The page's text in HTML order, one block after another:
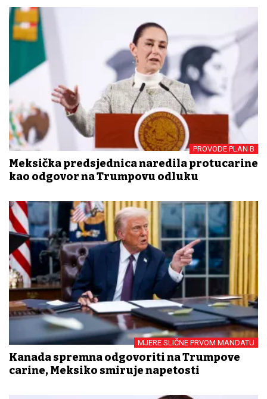
PROVODE PLAN B
Meksička predsjednica naredila protucarine
kao odgovor na Trumpovu odluku
MJERE SLIČNE PRVOM MANDATU
Kanada spremna odgovoriti na Trumpove
carine, Meksiko smiruje napetosti